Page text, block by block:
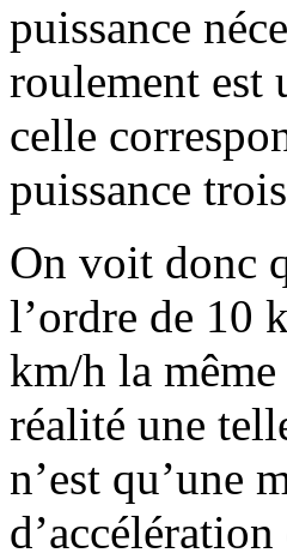
puissance
roulement est
celle
puissance
On voit donc
l’ordre de 10
km/h la
réalité une
n’est qu’une